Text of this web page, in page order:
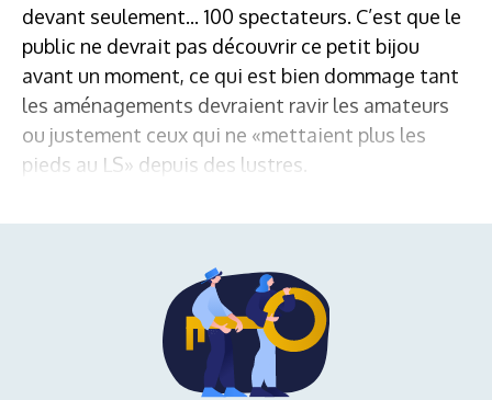
devant seulement... 100 spectateurs. C’est que le
public ne devrait pas découvrir ce petit bijou
avant un moment, ce qui est bien dommage tant
les aménagements devraient ravir les amateurs
ou justement ceux qui ne «mettaient plus les
pieds au LS» depuis des lustres.